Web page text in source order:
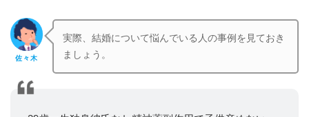
佐々木
実際、結婚について悩んでいる人の事例を見ておき
ましょう。